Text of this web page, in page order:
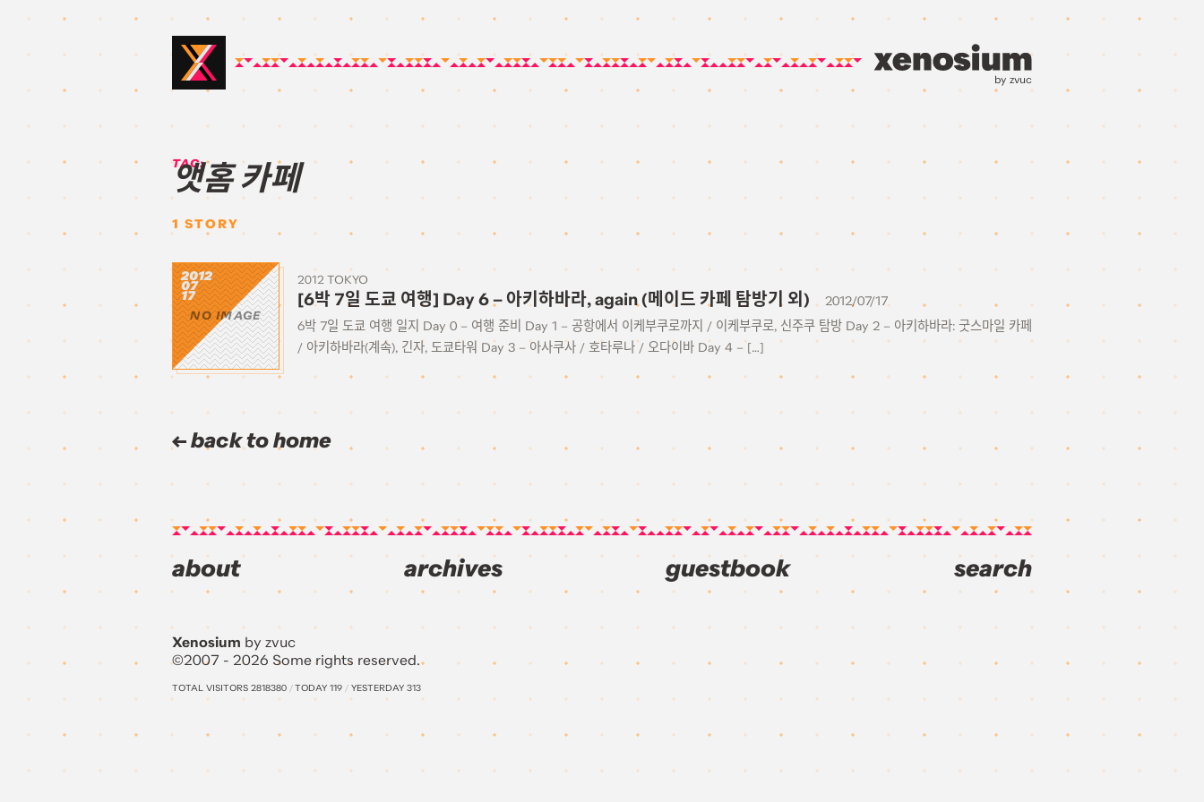
by zvuc
TAG:
앳홈 카페
1 STORY
NO IMAGE
2012
07
17
2012 TOKYO
[6박 7일 도쿄 여행] Day 6 – 아키하바라, again (메이드 카페 탐방기 외)
2012/07/17
6박 7일 도쿄 여행 일지 Day 0 – 여행 준비 Day 1 – 공항에서 이케부쿠로까지 / 이케부쿠로, 신주쿠 탐방 Day 2 – 아키하바라: 굿스마일 카페
/ 아키하바라(계속), 긴자, 도쿄타워 Day 3 – 아사쿠사 / 호타루나 / 오다이바 Day 4 – […]
back to home
about archives guestbook search
Xenosium by zvuc
©2007 - 2026 Some rights reserved.
TOTAL VISITORS 2818380 /TODAY 119 / YESTERDAY 313